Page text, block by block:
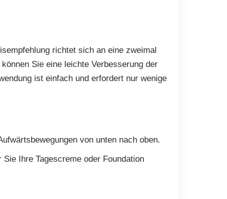
richtet sich an eine zweimal
Sie eine leichte Verbesserung der
ist einfach und erfordert nur wenige
von unten nach oben.
Ihre Tagescreme oder Foundation